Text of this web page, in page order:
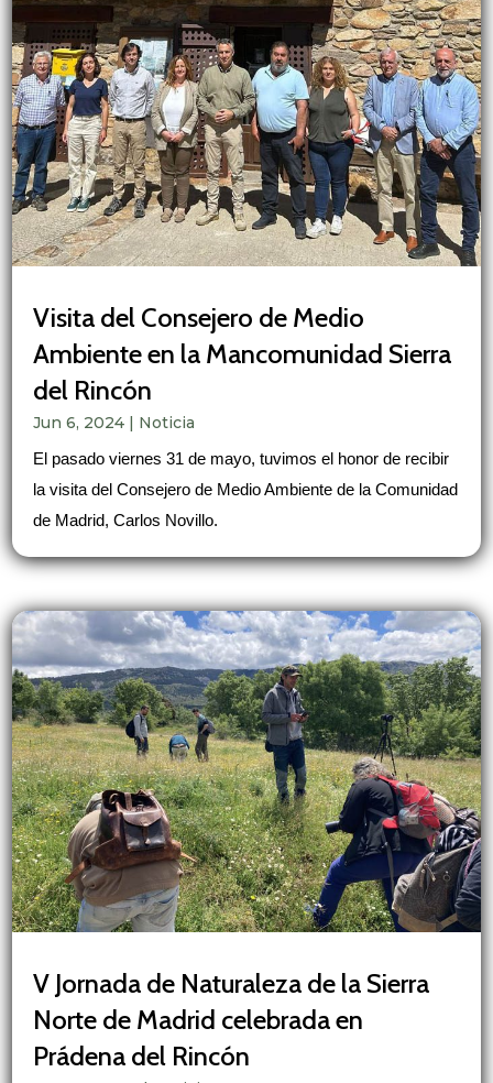
Visita del Consejero de Medio
Ambiente en la Mancomunidad Sierra
del Rincón
Jun 6, 2024 | Noticia
El pasado viernes 31 de mayo, tuvimos el honor de recibir
la visita del Consejero de Medio Ambiente de la Comunidad
de Madrid, Carlos Novillo.
V Jornada de Naturaleza de la Sierra
Norte de Madrid celebrada en
Prádena del Rincón